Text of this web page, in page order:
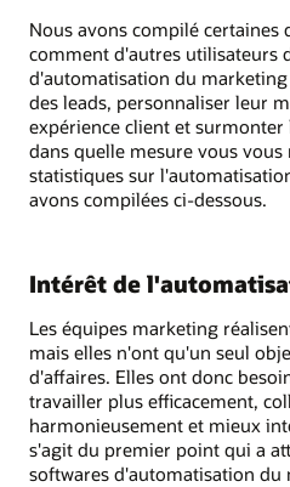
Nous avons compilé certaines
comment d'autres utilisateurs
d'automatisation du
des leads, personnaliser leur
expérience client et
dans quelle mesure vous vous
statistiques sur
avons compilées ci-dessous.
Intérêt de
Les équipes marketing
mais elles n'ont qu'un seul
d'affaires. Elles ont donc
travailler plus efficacement,
harmonieusement et mieux
s'agit du premier point qui a
softwares d'automatisation du